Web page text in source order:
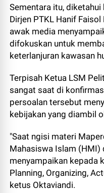
Sementara itu,
Dirjen PTKL Hanif
awak media
difokuskan untuk
keterlanjuran kawasan
Terpisah Ketua LSM
sangat saat di
persoalan tersebut
kebijakan yang diambil
"Saat ngisi materi
Mahasiswa Islam (HMI)
menyampaikan kepada
Planning, Organizing,
ketus Oktaviandi.